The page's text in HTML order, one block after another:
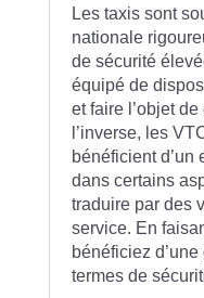
Les taxis sont
nationale
de sécurité
équipé de
et faire l’objet
l’inverse, les
bénéficient d’un
dans certains
traduire par des
service. En
bénéficiez
termes de